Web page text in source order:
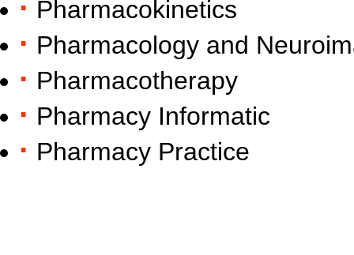
· Pharmacokinetics
· Pharmacology and
· Pharmacotherapy
· Pharmacy Informatic
· Pharmacy Practice